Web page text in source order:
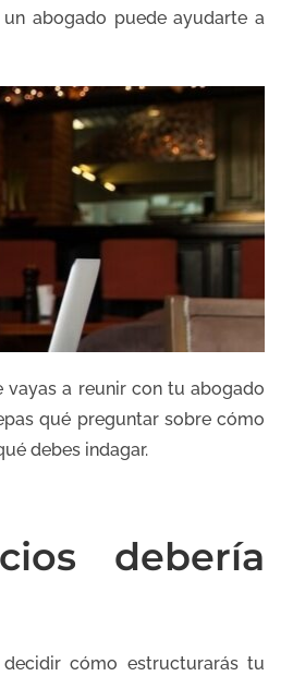
abogado puede ayudarte a
vayas a reunir con tu abogado
qué preguntar sobre cómo
debes indagar.
debería
cómo estructurarás tu